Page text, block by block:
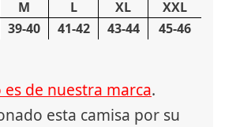
M L XL
XXL
39-40 41-42 43-44 45-46
es de nuestra marca.
esta camisa por su